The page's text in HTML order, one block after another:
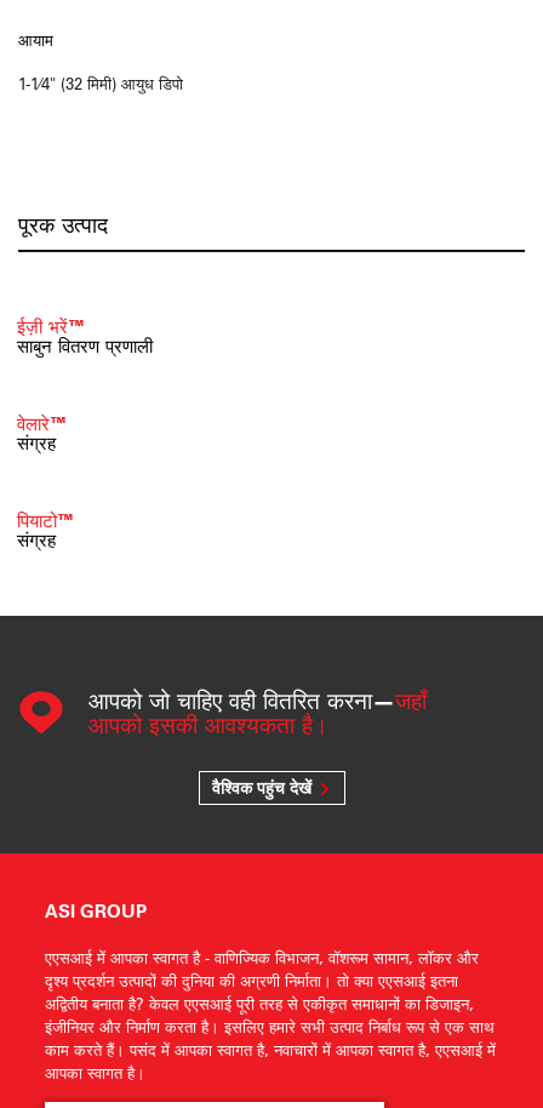
आयाम
1-1⁄4" (32 मिमी) आयुध डिपो
पूरक उत्पाद
ईज़ी भरें™
साबुन वितरण प्रणाली
वेलारे™
संग्रह
पियाटो™
संग्रह
आपको जो चाहिए वही वितरित करना—जहाँ
आपको इसकी आवश्यकता है।
वैश्विक पहुंच देखें
ASI GROUP
एएसआई में आपका स्वागत है - वाणिज्यिक विभाजन, वॉशरूम सामान, लॉकर और
दृश्य प्रदर्शन उत्पादों की दुनिया की अग्रणी निर्माता। तो क्या एएसआई इतना
अद्वितीय बनाता है? केवल एएसआई पूरी तरह से एकीकृत समाधानों का डिजाइन,
इंजीनियर और निर्माण करता है। इसलिए हमारे सभी उत्पाद निर्बाध रूप से एक साथ
काम करते हैं। पसंद में आपका स्वागत है, नवाचारों में आपका स्वागत है, एएसआई में
आपका स्वागत है।